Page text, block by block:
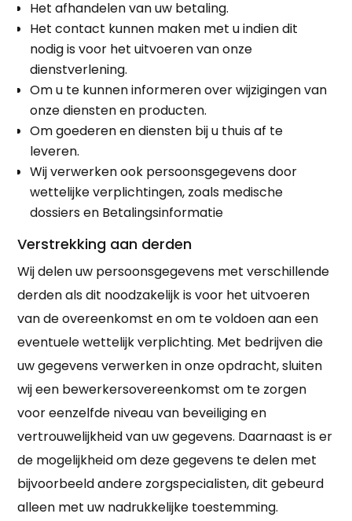
Het afhandelen van uw betaling.
Het contact kunnen maken met u indien dit
nodig is voor het uitvoeren van onze
dienstverlening.
Om u te kunnen informeren over wijzigingen van
onze diensten en producten.
Om goederen en diensten bij u thuis af te
leveren.
Wij verwerken ook persoonsgegevens door
wettelijke verplichtingen, zoals medische
dossiers en Betalingsinformatie
Verstrekking aan derden
Wij delen uw persoonsgegevens met verschillende
derden als dit noodzakelijk is voor het uitvoeren
van de overeenkomst en om te voldoen aan een
eventuele wettelijk verplichting. Met bedrijven die
uw gegevens verwerken in onze opdracht, sluiten
wij een bewerkersovereenkomst om te zorgen
voor eenzelfde niveau van beveiliging en
vertrouwelijkheid van uw gegevens. Daarnaast is er
de mogelijkheid om deze gegevens te delen met
bijvoorbeeld andere zorgspecialisten, dit gebeurd
alleen met uw nadrukkelijke toestemming.